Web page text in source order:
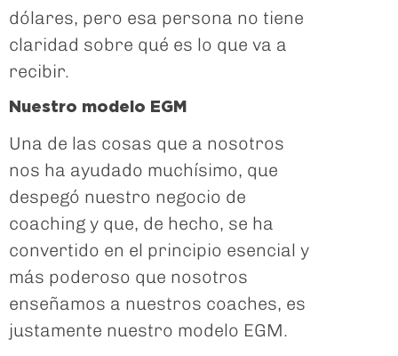
dólares, pero esa persona no tiene
claridad sobre qué es lo que va a
recibir.
Nuestro modelo EGM
Una de las cosas que a nosotros
nos ha ayudado muchísimo, que
despegó nuestro negocio de
coaching y que, de hecho, se ha
convertido en el principio esencial y
más poderoso que nosotros
enseñamos a nuestros coaches, es
justamente nuestro modelo EGM.